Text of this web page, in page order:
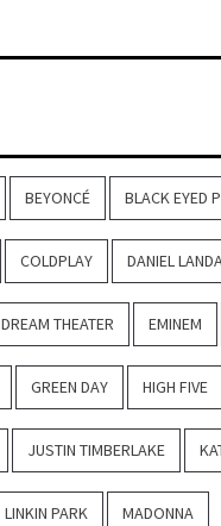
BEYONCÉ BLACK EYED
COLDPLAY DANIEL
DREAM THEATER EMINEM
GREEN DAY HIGH FIVE
JUSTIN TIMBERLAKE
LINKIN PARK MADONNA